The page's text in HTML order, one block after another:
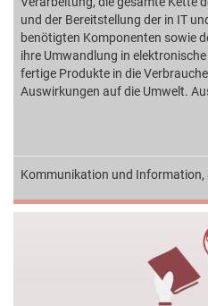
und der Bereitstellung der in IT
benötigten Komponenten sowie
ihre Umwandlung in
fertige Produkte in die
Auswirkungen auf die Umwelt.
Kommunikation und Information,